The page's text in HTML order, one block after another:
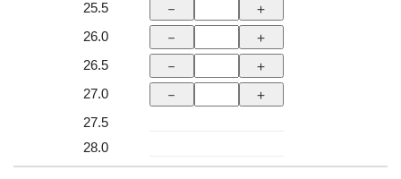
25.5
26.0
26.5
27.0
27.5
28.0